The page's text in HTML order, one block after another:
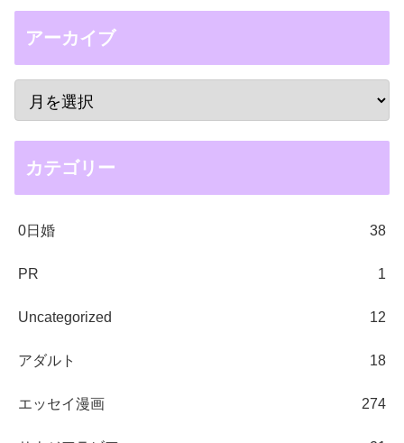
アーカイブ
カテゴリー
0日婚 38
PR 1
Uncategorized 12
アダルト 18
エッセイ漫画 274